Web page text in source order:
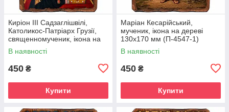
Киріон III Садзаглішвілі,
Католикос-Патріарх Грузії,
священномученик, ікона на
дереві 130х170 мм (П-4544-
1)
В наявності
450 ₴
Купити
Маріан Кесарійський,
мученик, ікона на дереві
130х170 мм (П-4547-1)
В наявності
450 ₴
Купити